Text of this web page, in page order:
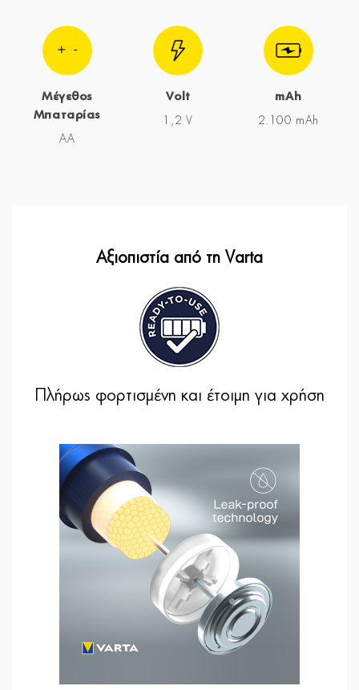
Μέγεθος
Μπαταρίας
AA
Volt
1,2 V
mAh
2.100 mAh
Αξιοπιστία από τη Varta
Πλήρως φορτισμένη και έτοιμη για χρήση